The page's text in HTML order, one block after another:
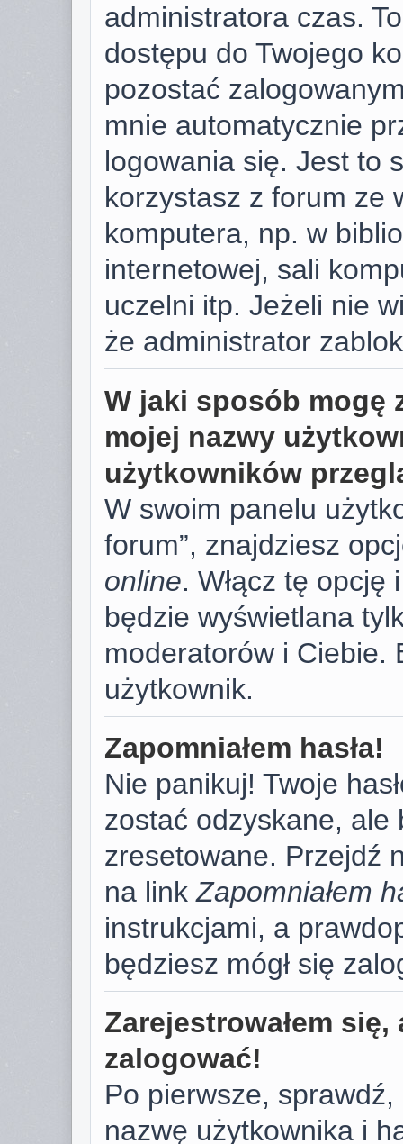
administratora czas.
dostępu do Twojego
pozostać
mnie automatycznie
logowania się. Jest to
korzystasz z forum ze
komputera, np. w
internetowej, sali
uczelni itp. Jeżeli nie
że administrator
W jaki sposób mogę
mojej nazwy
użytkowników
W swoim panelu
forum”, znajdziesz
online. Włącz tę
będzie wyświetlana
moderatorów i Ciebie.
użytkownik.
Zapomniałem hasła!
Nie panikuj! Twoje
zostać odzyskane,
zresetowane. Przejdź
na linkZapomniałem
instrukcjami, a
będziesz mógł się
Zarejestrowałem
zalogować!
Po pierwsze,
nazwę użytkownika i